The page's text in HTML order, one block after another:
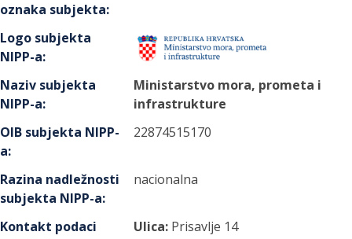
oznaka subjekta:
Logo subjekta
NIPP-a:
Naziv subjekta
NIPP-a:
Ministarstvo mora, prometa i
infrastrukture
OIB subjekta NIPP-
a:
22874515170
Razina nadležnosti
subjekta NIPP-a:
nacionalna
Kontakt podaci
Ulica: Prisavlje 14